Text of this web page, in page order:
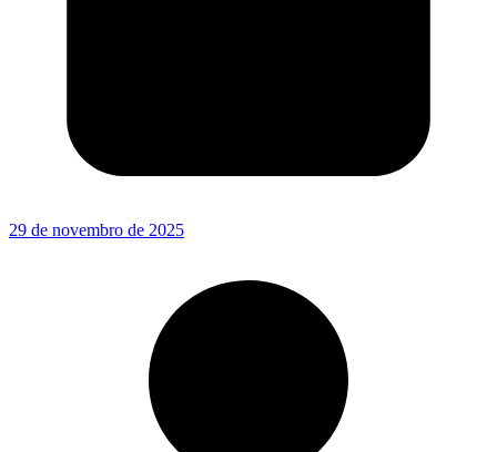
29 de novembro de 2025